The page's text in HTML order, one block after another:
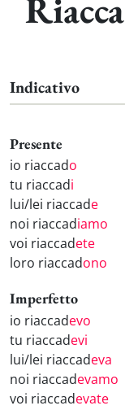
Indicativo
Presente
io riaccado
tu riaccadi
lui/lei riaccade
noi riaccadiamo
voi riaccadete
loro riaccadono
Imperfetto
io riaccadevo
tu riaccadevi
lui/lei riaccadeva
noi riaccadevamo
voi riaccadevate